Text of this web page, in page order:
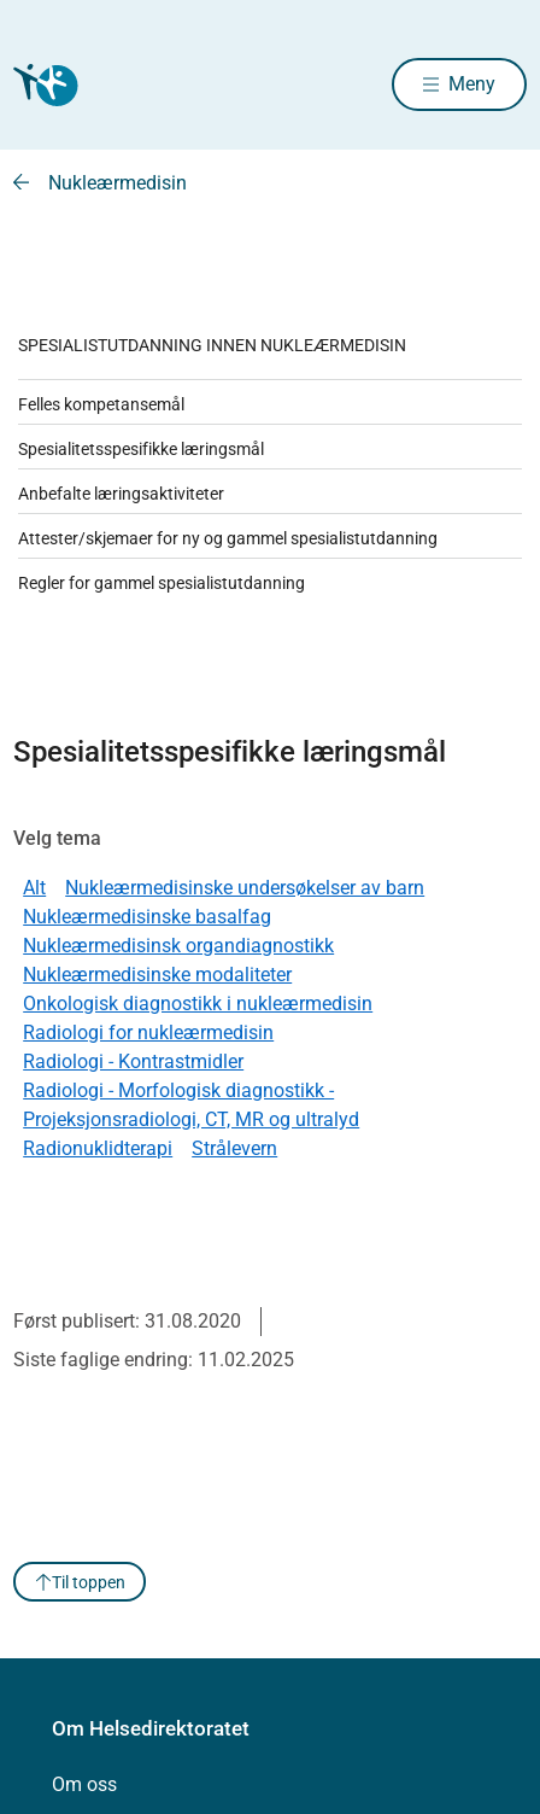
Meny
Nukleærmedisin
SPESIALISTUTDANNING INNEN NUKLEÆRMEDISIN
Felles kompetansemål
Spesialitetsspesifikke læringsmål
Anbefalte læringsaktiviteter
Attester/skjemaer for ny og gammel spesialistutdanning
Regler for gammel spesialistutdanning
Spesialitetsspesifikke læringsmål
Velg tema
Alt
Nukleærmedisinske undersøkelser av barn
Nukleærmedisinske basalfag
Nukleærmedisinsk organdiagnostikk
Nukleærmedisinske modaliteter
Onkologisk diagnostikk i nukleærmedisin
Radiologi for nukleærmedisin
Radiologi - Kontrastmidler
Radiologi - Morfologisk diagnostikk -
Projeksjonsradiologi, CT, MR og ultralyd
Radionuklidterapi
Strålevern
Først publisert: 31.08.2020
Siste faglige endring: 11.02.2025
Til toppen
Om Helsedirektoratet
Om oss